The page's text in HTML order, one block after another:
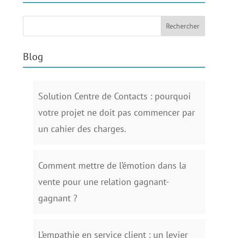
Blog
Solution Centre de Contacts : pourquoi
votre projet ne doit pas commencer par
un cahier des charges.
Comment mettre de l’émotion dans la
vente pour une relation gagnant-
gagnant ?
L’empathie en service client : un levier